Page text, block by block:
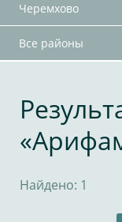
Черемхово
Все районы
Найдено: 1